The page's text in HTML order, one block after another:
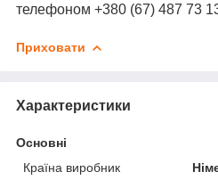
телефоном +380 (67) 487 73
Приховати
Характеристики
Основні
Країна виробник